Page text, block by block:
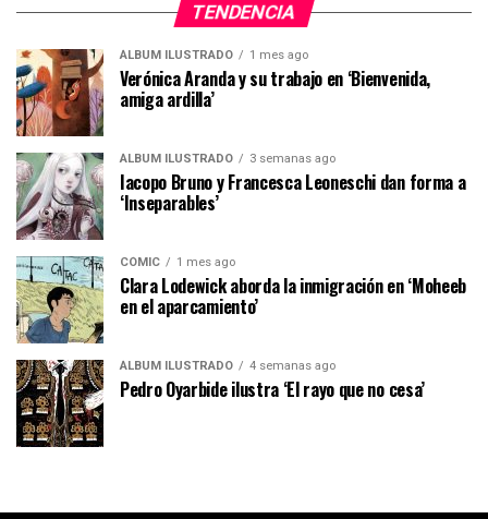
TENDENCIA
ÁLBUM ILUSTRADO 1 mes ago
Verónica Aranda y su trabajo en ‘Bienvenida,
amiga ardilla’
ÁLBUM ILUSTRADO 3 semanas ago
Iacopo Bruno y Francesca Leoneschi dan forma a
‘Inseparables’
CÓMIC 1 mes ago
Clara Lodewick aborda la inmigración en ‘Moheeb
en el aparcamiento’
ÁLBUM ILUSTRADO 4 semanas ago
Pedro Oyarbide ilustra ‘El rayo que no cesa’